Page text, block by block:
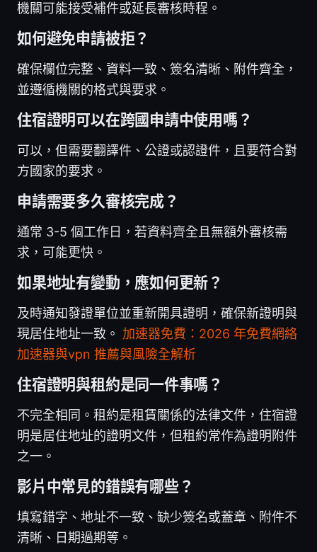
機關可能接受補件或延長審核時程。
如何避免申請被拒？
確保欄位完整、資料一致、簽名清晰、附件齊全，
並遵循機關的格式與要求。
住宿證明可以在跨國申請中使用嗎？
可以，但需要翻譯件、公證或認證件，且要符合對
方國家的要求。
申請需要多久審核完成？
通常 3-5 個工作日，若資料齊全且無額外審核需
求，可能更快。
如果地址有變動，應如何更新？
及時通知發證單位並重新開具證明，確保新證明與
現居住地址一致。 加速器免費：2026 年免費網絡
加速器與vpn 推薦與風險全解析
住宿證明與租約是同一件事嗎？
不完全相同。租約是租賃關係的法律文件，住宿證
明是居住地址的證明文件，但租約常作為證明附件
之一。
影片中常見的錯誤有哪些？
填寫錯字、地址不一致、缺少簽名或蓋章、附件不
清晰、日期過期等。